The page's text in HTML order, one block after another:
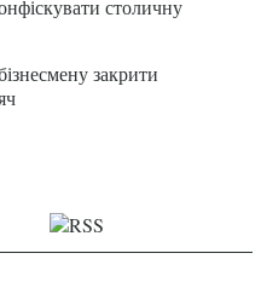
столичну
закрити